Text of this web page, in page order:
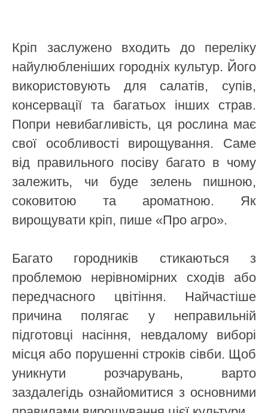
Кріп заслужено входить до переліку
найулюбленіших городніх культур. Його
використовують для салатів, супів,
консервації та багатьох інших страв.
Попри невибагливість, ця рослина має
свої особливості вирощування. Саме
від правильного посіву багато в чому
залежить, чи буде зелень пишною,
соковитою та ароматною. Як
вирощувати кріп, пише «Про агро».
Багато городників стикаються з
проблемою нерівномірних сходів або
передчасного цвітіння. Найчастіше
причина полягає у неправильній
підготовці насіння, невдалому виборі
місця або порушенні строків сівби. Щоб
уникнути розчарувань, варто
заздалегідь ознайомитися з основними